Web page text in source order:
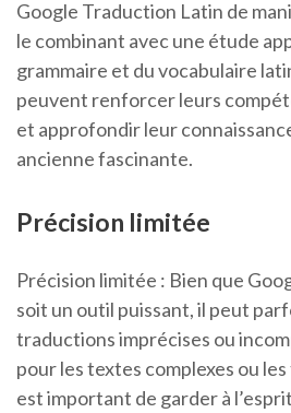
Google Traduction Latin de
le combinant avec une étude
grammaire et du vocabulaire
peuvent renforcer leurs
et approfondir leur
ancienne fascinante.
Précision limitée
Précision limitée : Bien que
soit un outil puissant, il peut
traductions imprécises ou
pour les textes complexes ou
est important de garder à